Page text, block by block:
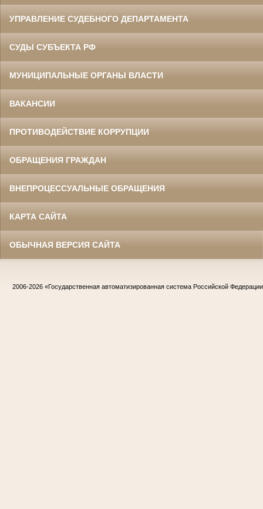
УПРАВЛЕНИЕ СУДЕБНОГО ДЕПАРТАМЕНТА
СУДЫ СУБЪЕКТА РФ
МУНИЦИПАЛЬНЫЕ ОРГАНЫ ВЛАСТИ
ВАКАНСИИ
ПРОТИВОДЕЙСТВИЕ КОРРУПЦИИ
ОБРАЩЕНИЯ ГРАЖДАН
ВНЕПРОЦЕССУАЛЬНЫЕ ОБРАЩЕНИЯ
КАРТА САЙТА
ОБЫЧНАЯ ВЕРСИЯ САЙТА
2006-2026 «Государственная автоматизированная система Российской